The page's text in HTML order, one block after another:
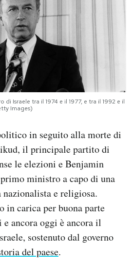
di Israele tra il 1974 e il 1977, e tra il 1992 e il
Images)
in seguito alla morte di
il principale partito di
le elezioni e Benjamin
ministro a capo di una
e religiosa.
in carica per buona parte
ancora oggi è ancora il
sostenuto dal governo
del paese.